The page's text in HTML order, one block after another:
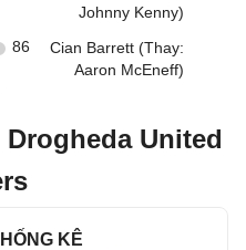
Johnny Kenny)
Cian Barrett (Thay:
Aaron McEneff)
86
United
KÊ